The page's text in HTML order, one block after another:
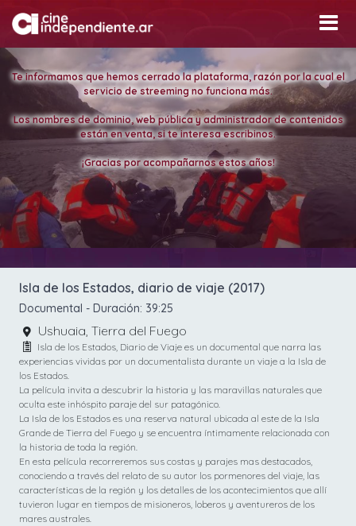
Te informamos que hemos cerrado la plataforma, razón por la cual el
servicio de streeming no funciona más.
Los nombres de dominio, web pública y administrador de contenidos
están en venta, si te interesa escribinos.
¡Gracias por acompañarnos estos años!
Isla de los Estados, diario de viaje (2017)
Documental - Duración: 39:25
Ushuaia, Tierra del Fuego
Isla de los Estados, Diario de Viaje es un documental que narra las
experiencias vividas por un documentalista durante un viaje a la Isla de
los Estados.
La película invita a descubrir la historia y las maravillas naturales que
oculta este inhóspito paraje del sur patagónico.
La Isla de los Estados es una reserva natural ubicada al este de la Isla
Grande de Tierra del Fuego y se encuentra íntimamente relacionada con
la historia de toda la región.
En esta película recorreremos sus costas y parajes mas destacados,
conociendo a través del relato de su autor los pormenores del viaje, las
características de la región y los detalles de los acontecimientos que allí
tuvieron lugar en tiempos de misioneros, loberos y aventureros de los
mares australes.